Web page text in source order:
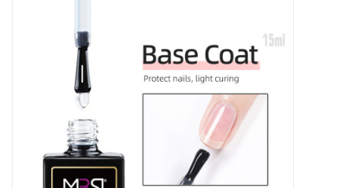
NailArt Producten
Startpakketten